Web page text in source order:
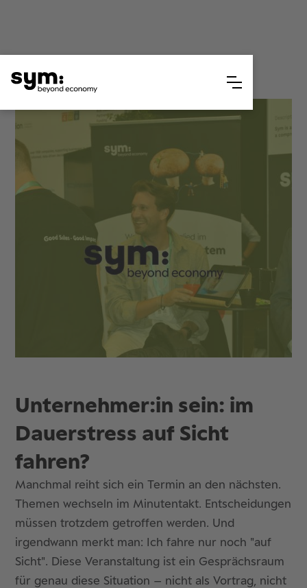
Unternehmer:in sein: im
Dauerstress auf Sicht
fahren?
Manchmal reiht sich ein Termin an den nächsten.
Themen wechseln im Minutentakt. Entscheidungen
müssen trotzdem getroffen werden. Und
irgendwann merkt man: Ich fahre nur noch "auf
Sicht". Diese Veranstaltung ist ein Gesprächsraum
für genau diese Situation – nicht als Vortrag, nicht